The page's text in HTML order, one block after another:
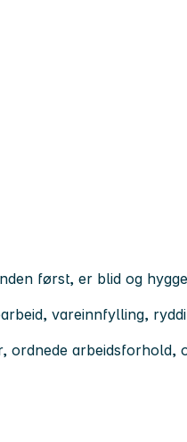
først, er blid og
vareinnfylling,
ordnede arbeidsforhold,